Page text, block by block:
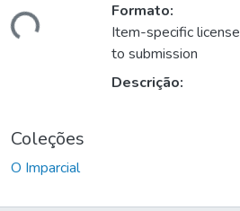
Formato:
Item-specific
to submission
Descrição:
Coleções
O Imparcial